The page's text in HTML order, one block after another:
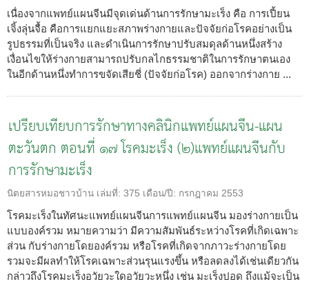
เนื่องจากแพทย์แผนจีนมีจุดเด่นด้านการรักษามะเร็ง คือ การเปี้ยน
เจิ้งลุ่นจื้อ คือการแยกแยะสภาพร่างกายและปัจจัยก่อโรคอย่างเป็น
รูปธรรมที่เป็นจริง และดำเนินการรักษาปรับสมดุลด้านหนึ่งสร้าง
เงื่อนไขให้ร่างกายสามารถปรับกลไกธรรมชาติในการรักษาตนเอง
ในอีกด้านหนึ่งทำการขจัดเสียชี่ (ปัจจัยก่อโรค) ออกจากร่างกาย ...
เปรียบเทียบการรักษาทางคลินิกแพทย์แผนจีน-แผน
ตะวันตก ตอนที่ ๑๗ โรคมะเร็ง (๒)แพทย์แผนจีนกับ
การรักษามะเร็ง
นิตยสารหมอชาวบ้าน เล่มที่: 375 เดือน/ปี: กรกฎาคม 2553
โรคมะเร็งในทัศนะแพทย์แผนจีนการแพทย์แผนจีน มองร่างกายเป็น
แบบองค์รวม หมายความว่า มีความสัมพันธ์ระหว่างโรคที่เกิดเฉพาะ
ส่วน กับร่างกายโดยองค์รวม หรือโรคที่เกิดจากภาวะร่างกายโดย
รวมจะมีผลทำให้โรคเฉพาะส่วนรุนแรงขึ้น หรือลดลงได้เช่นเดียวกัน
กล่าวถึงโรคมะเร็งอวัยวะใดอวัยวะหนึ่ง เช่น มะเร็งปอด ถึงแม้จะเป็น